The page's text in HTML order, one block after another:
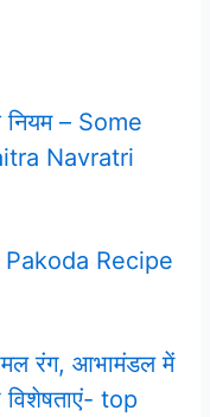
– Some
Navratri
Recipe
रंग, आभामंडल में
विशेषताएं- top